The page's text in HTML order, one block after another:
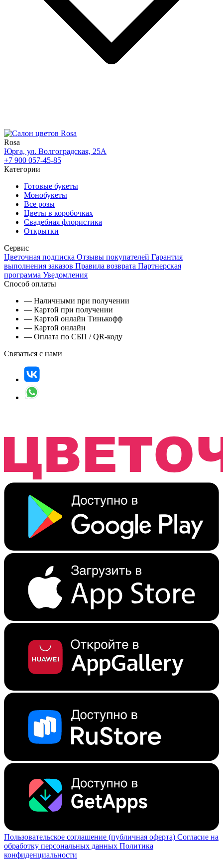
Rosa
Юрга, ул. Волгоградская, 25А
+7 900 057-45-85
Категории
Готовые букеты
Монобукеты
Все розы
Цветы в коробочках
Свадебная флористика
Открытки
Сервис
Цветочная подписка Отзывы покупателей Гарантия
выполнения заказов Правила возврата Партнерская
программа Уведомления
Способ оплаты
— Наличными при получении
— Картой при получении
— Картой онлайн Тинькофф
— Картой онлайн
— Оплата по СБП / QR-коду
Связаться с нами
Пользовательское соглашение (публичная оферта) Согласие на
обработку персональных данных Политика
конфиденциальности